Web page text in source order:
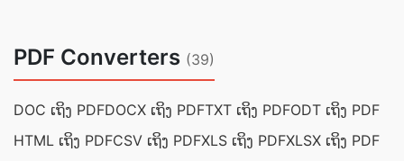
PDF Converters (39)
DOC ເຖິງ PDFDOCX ເຖິງ PDFTXT ເຖິງ PDFODT ເຖິງ PDF
HTML ເຖິງ PDFCSV ເຖິງ PDFXLS ເຖິງ PDFXLSX ເຖິງ PDF